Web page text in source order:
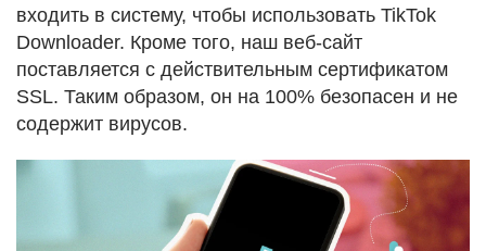
входить в систему, чтобы использовать TikTok
Downloader. Кроме того, наш веб-сайт
поставляется с действительным сертификатом
SSL. Таким образом, он на 100% безопасен и не
содержит вирусов.